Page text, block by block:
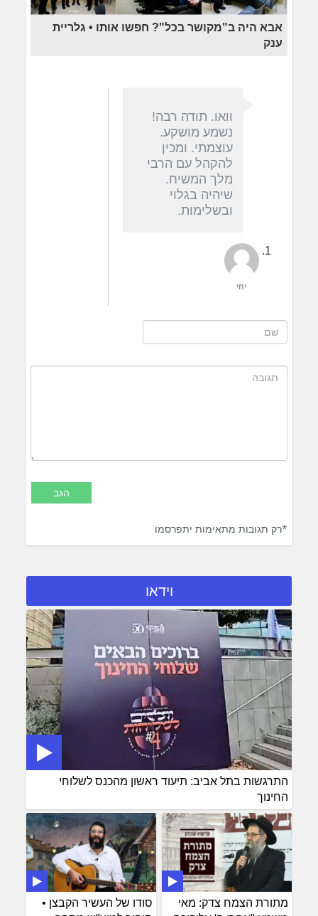
אבא היה ב"מקושר בכל"? חפשו אותו • גלריית
ענק
וואו. תודה רבה!
נשמע מושקע.
עוצמתי. ומכין
להקהל עם הרבי
מלך המשיח.
שיהיה בגלוי
ובשלימות.
יחי
*רק תגובות מתאימות יתפרסמו
וידאו
התרגשות בתל אביב: תיעוד ראשון מהכנס לשלוחי
החינוך
סודו של העשיר הקבצן •
מתורת הצמח צדק: מאי